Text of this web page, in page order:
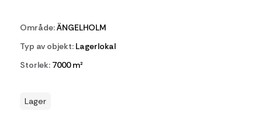
Område:ÄNGELHOLM
Typ av objekt:Lagerlokal
Storlek:7000 m²
Lager